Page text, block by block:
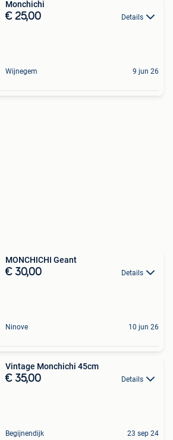
Monchichi
€ 25,00 Details
Wijnegem 9 jun 26
MONCHICHI Geant
€ 30,00 Details
Ninove 10 jun 26
Vintage Monchichi 45cm
€ 35,00 Details
Begijnendijk 23 sep 24